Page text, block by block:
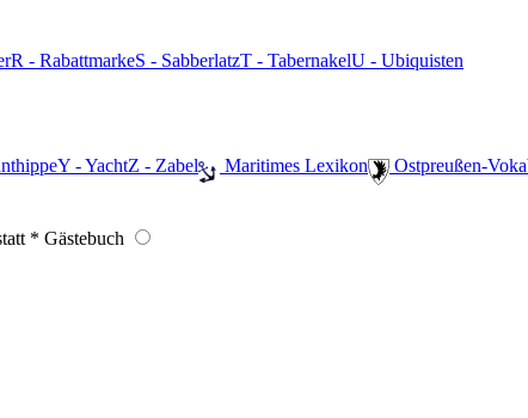
R - RabattmarkeS - SabberlatzT - TabernakelU - Ubiquisten
Y - YachtZ - Zabel ️ Maritimes Lexikon Ostpreußen-
* Gästebuch